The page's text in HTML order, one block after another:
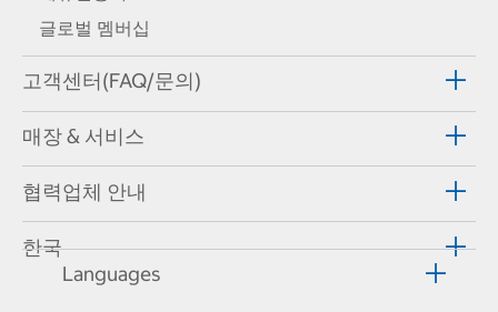
글로벌 멤버십
고객센터(FAQ/문의)
매장 & 서비스
협력업체 안내
한국
Languages